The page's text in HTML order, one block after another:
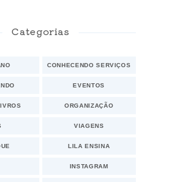
Categorias
CONHECENDO SERVIÇOS
EVENTOS
ORGANIZAÇÃO
VIAGENS
LILA ENSINA
INSTAGRAM